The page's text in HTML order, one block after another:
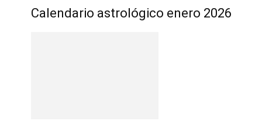
Calendario astrológico enero 2026